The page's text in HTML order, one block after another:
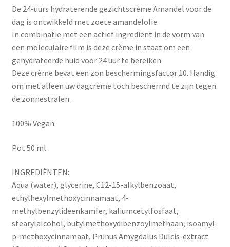
De 24-uurs hydraterende gezichtscrème Amandel voor de
dag is ontwikkeld met zoete amandelolie.
In combinatie met een actief ingrediënt in de vorm van
een moleculaire film is deze crème in staat om een ​​
gehydrateerde huid voor 24 uur te bereiken.
Deze crème bevat een zon beschermingsfactor 10. Handig
om met alleen uw dagcrème toch beschermd te zijn tegen
de zonnestralen.
100% Vegan.
Pot 50 ml.
INGREDIËNTEN:
Aqua (water), glycerine, C12-15-alkylbenzoaat,
ethylhexylmethoxycinnamaat, 4-
methylbenzylideenkamfer, kaliumcetylfosfaat,
stearylalcohol, butylmethoxydibenzoylmethaan, isoamyl-
p-methoxycinnamaat, Prunus Amygdalus Dulcis-extract